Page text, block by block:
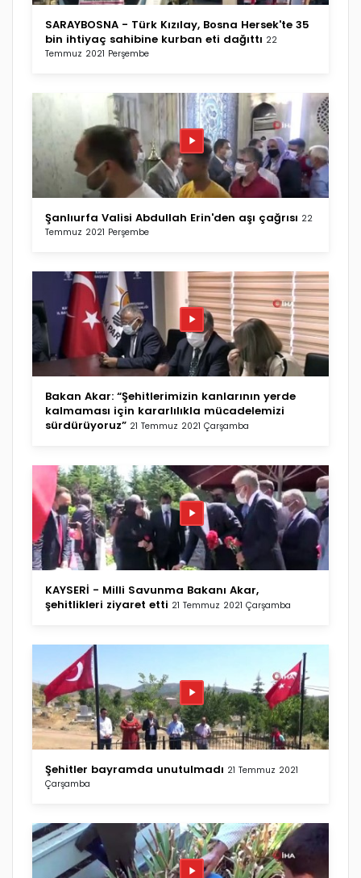
SARAYBOSNA - Türk Kızılay, Bosna Hersek'te 35
bin ihtiyaç sahibine kurban eti dağıttı 22
Temmuz 2021 Perşembe
Şanlıurfa Valisi Abdullah Erin'den aşı çağrısı 22
Temmuz 2021 Perşembe
Bakan Akar: “Şehitlerimizin kanlarının yerde
kalmaması için kararlılıkla mücadelemizi
sürdürüyoruz” 21 Temmuz 2021 Çarşamba
KAYSERİ - Milli Savunma Bakanı Akar,
şehitlikleri ziyaret etti 21 Temmuz 2021 Çarşamba
Şehitler bayramda unutulmadı 21 Temmuz 2021
Çarşamba